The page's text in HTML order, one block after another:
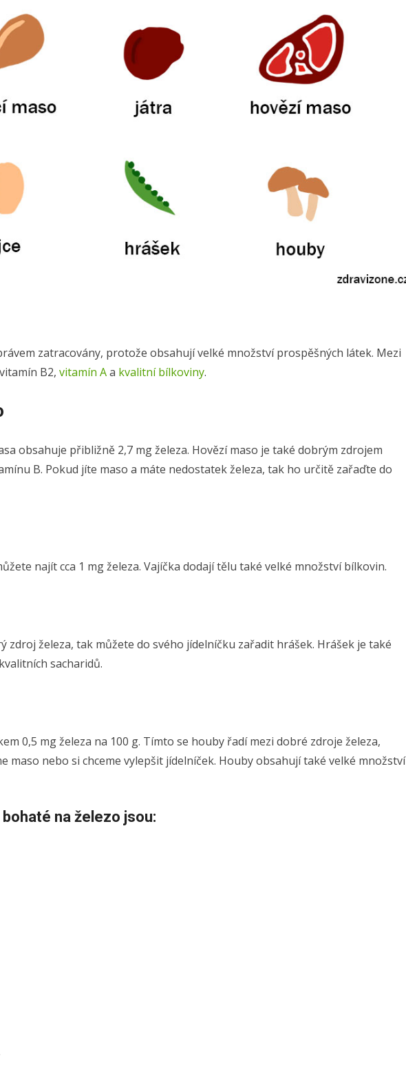
zatracovány, protože obsahují velké množství prospěšných látek. Mezi
B2, vitamín Aa kvalitní bílkoviny.
obsahuje přibližně 2,7 mg železa. Hovězí maso je také dobrým zdrojem
B. Pokud jíte maso a máte nedostatek železa, tak ho určitě zařaďte do
najít cca 1 mg železa. Vajíčka dodají tělu také velké množství bílkovin.
zdroj železa, tak můžete do svého jídelníčku zařadit hrášek. Hrášek je také
sacharidů.
0,5 mg železa na 100 g. Tímto se houby řadí mezi dobré zdroje železa,
maso nebo si chceme vylepšit jídelníček. Houby obsahují také velké množství
na železo jsou: